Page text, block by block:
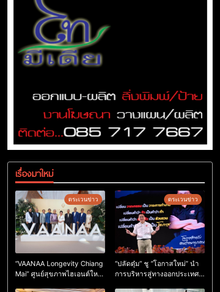
เรื่องมาใหม่
ตระเวนข่าว
“VAANAA Longevity Chiang
Mai” ศูนย์สุขภาพไฮเอนต์ใหญ่
ตระเวนข่าว
“ปลัดตุ๋ม” ชู “โอกาสใหม่” นำ
การบริหารสู่ทางออกประเทศ